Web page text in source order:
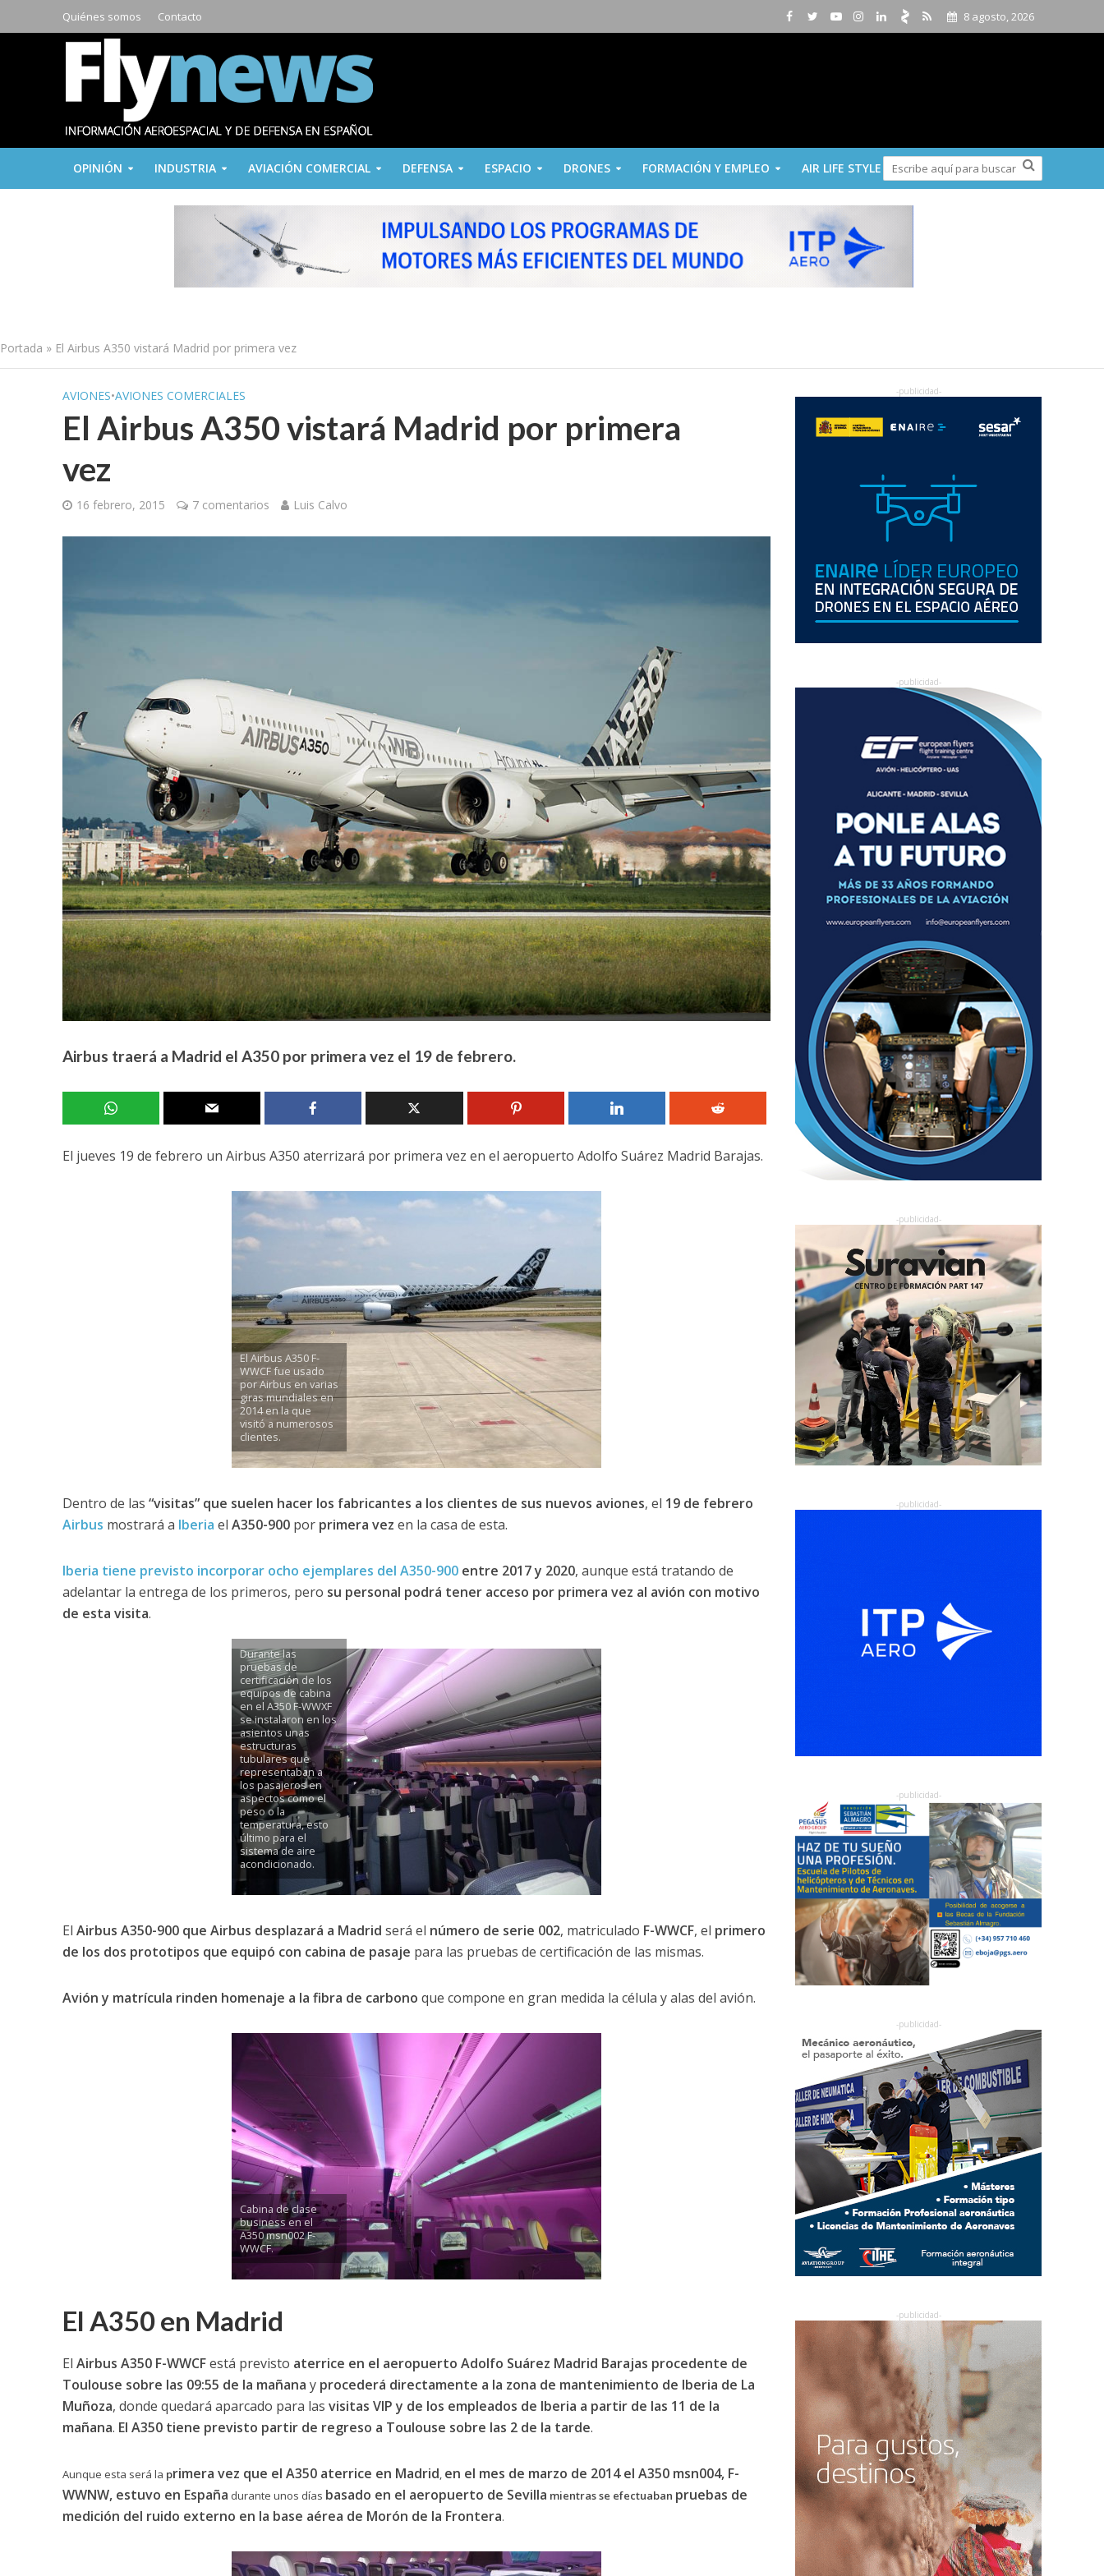
Quiénes somos Contacto 8 agosto, 2026
OPINIÓN INDUSTRIA AVIACIÓN COMERCIAL DEFENSA ESPACIO DRONES FORMACIÓN Y EMPLEO AIR LIFE STYLE
Portada » El Airbus A350 vistará Madrid por primera vez
AVIONES•AVIONES COMERCIALES
El Airbus A350 vistará Madrid por primera
vez
16 febrero, 2015 7 comentarios Luis Calvo
Airbus traerá a Madrid el A350 por primera vez el 19 de febrero.
El jueves 19 de febrero un Airbus A350 aterrizará por primera vez en el aeropuerto Adolfo Suárez Madrid Barajas.
El Airbus A350 F-
WWCF fue usado
por Airbus en varias
giras mundiales en
2014 en la que
visitó a numerosos
clientes.
Dentro de las “visitas” que suelen hacer los fabricantes a los clientes de sus nuevos aviones, el 19 de febrero
Airbus mostrará a Iberia el A350-900por primera vez en la casa de esta.
Iberia tiene previsto incorporar ocho ejemplares del A350-900entre 2017 y 2020, aunque está tratando de
adelantar la entrega de los primeros, pero su personal podrá tener acceso por primera vez al avión con motivo
de esta visita.
Durante las
pruebas de
certificación de los
equipos de cabina
en el A350 F-WWXF
se instalaron en los
asientos unas
estructuras
tubulares que
representaban a
los pasajeros en
aspectos como el
peso o la
temperatura, esto
último para el
sistema de aire
acondicionado.
El Airbus A350-900 que Airbus desplazará a Madrid será el número de serie 002, matriculado F-WWCF, el primero
de los dos prototipos que equipó con cabina de pasaje para las pruebas de certificación de las mismas.
Avión y matrícula rinden homenaje a la fibra de carbono que compone en gran medida la célula y alas del avión.
Cabina de clase
business en el
A350 msn002 F-
WWCF.
El A350 en Madrid
El Airbus A350 F-WWCFestá previsto aterrice en el aeropuerto Adolfo Suárez Madrid Barajas procedente de
Toulouse sobre las 09:55 de la mañana y procederá directamente a la zona de mantenimiento de Iberia de La
Muñoza, donde quedará aparcado para las visitas VIP y de los empleados de Iberia a partir de las 11 de la
mañana. El A350 tiene previsto partir de regreso a Toulouse sobre las 2 de la tarde.
Aunque esta será la primera vez que el A350 aterrice en Madrid, en el mes de marzo de 2014el A350 msn004, F-
WWNW, estuvo en España durante unos días basado en el aeropuerto de Sevilla mientras se efectuaban pruebas de
medición del ruido externo en la base aérea de Morón de la Frontera.